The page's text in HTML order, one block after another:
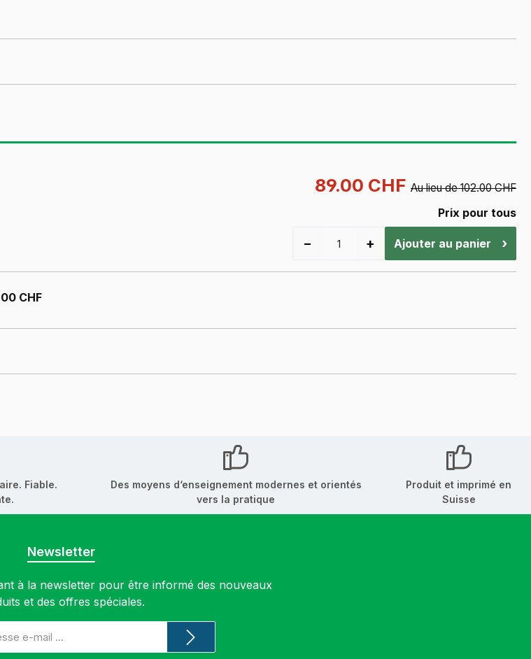
89.00 CHF Au lieu de 102.00 CHF
Prix pour tous
− + Ajouter au panier ›
CHF
Fiable.
Des moyens d‘enseignement modernes et orientés
vers la pratique
Produit et imprimé en
Suisse
Newsletter
à la newsletter pour être informé des nouveaux
et des offres spéciales.